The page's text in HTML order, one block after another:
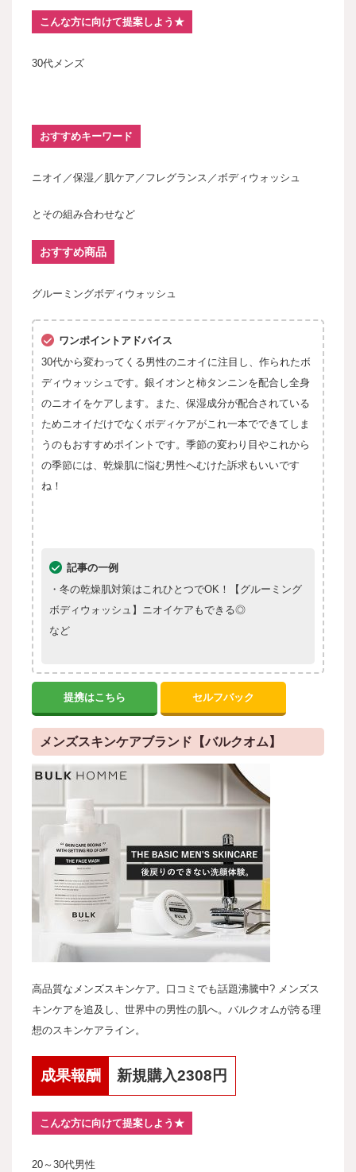
こんな方に向けて提案しよう★
30代メンズ
おすすめキーワード
ニオイ／保湿／肌ケア／フレグランス／ボディウォッシュ
とその組み合わせなど
おすすめ商品
グルーミングボディウォッシュ
ワンポイントアドバイス
30代から変わってくる男性のニオイに注目し、作られたボ
ディウォッシュです。銀イオンと柿タンニンを配合し全身
のニオイをケアします。また、保湿成分が配合されている
ためニオイだけでなくボディケアがこれ一本でできてしま
うのもおすすめポイントです。季節の変わり目やこれから
の季節には、乾燥肌に悩む男性へむけた訴求もいいです
ね！
記事の一例
・冬の乾燥肌対策はこれひとつでOK！【グルーミング
ボディウォッシュ】ニオイケアもできる◎
など
提携はこちら セルフバック
メンズスキンケアブランド【バルクオム】
高品質なメンズスキンケア。口コミでも話題沸騰中? メンズス
キンケアを追及し、世界中の男性の肌へ。バルクオムが誇る理
想のスキンケアライン。
成果報酬 新規購入2308円
こんな方に向けて提案しよう★
20～30代男性